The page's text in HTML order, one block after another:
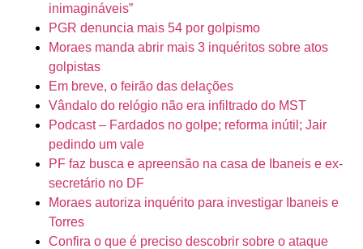
inimagináveis”
PGR denuncia mais 54 por golpismo
Moraes manda abrir mais 3 inquéritos sobre atos
golpistas
Em breve, o feirão das delações
Vândalo do relógio não era infiltrado do MST
Podcast – Fardados no golpe; reforma inútil; Jair
pedindo um vale
PF faz busca e apreensão na casa de Ibaneis e ex-
secretário no DF
Moraes autoriza inquérito para investigar Ibaneis e
Torres
Confira o que é preciso descobrir sobre o ataque